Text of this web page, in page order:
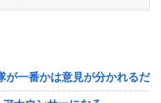
が一番かは意見が分かれるだ